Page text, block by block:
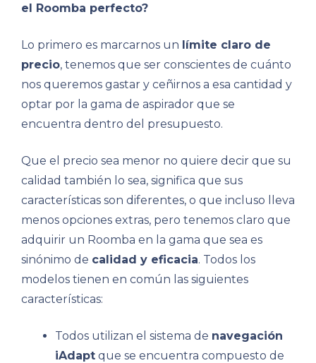
el Roomba perfecto?
Lo primero es marcarnos un límite claro de
precio, tenemos que ser conscientes de cuánto
nos queremos gastar y ceñirnos a esa cantidad y
optar por la gama de aspirador que se
encuentra dentro del presupuesto.
Que el precio sea menor no quiere decir que su
calidad también lo sea, significa que sus
características son diferentes, o que incluso lleva
menos opciones extras, pero tenemos claro que
adquirir un Roomba en la gama que sea es
sinónimo de calidad y eficacia. Todos los
modelos tienen en común las siguientes
características:
Todos utilizan el sistema de navegación
iAdapt que se encuentra compuesto de